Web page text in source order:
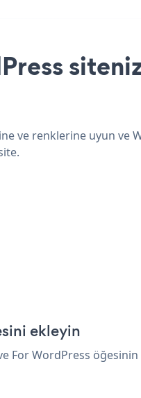
ve renklerine uyun ve
ekleyin
WordPress öğesinin